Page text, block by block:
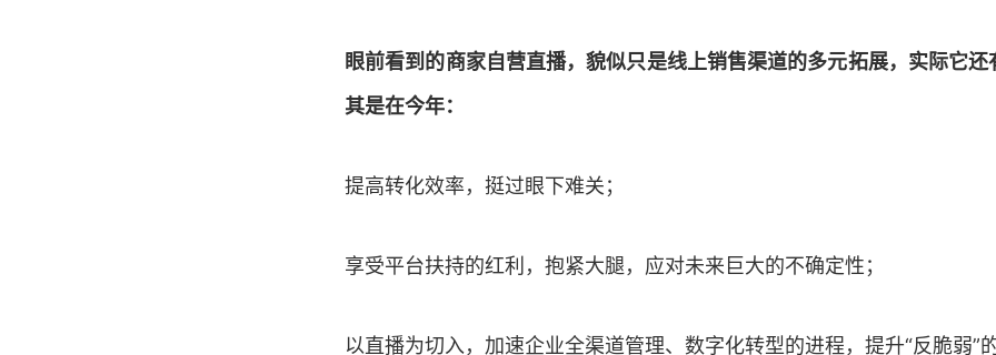
眼前看到的商家自营直播，貌似只是线上销售渠道的多元拓展，实际它
其是在今年：
提高转化效率，挺过眼下难关；
享受平台扶持的红利，抱紧大腿，应对未来巨大的不确定性；
以直播为切入，加速企业全渠道管理、数字化转型的进程，提升“反脆弱”